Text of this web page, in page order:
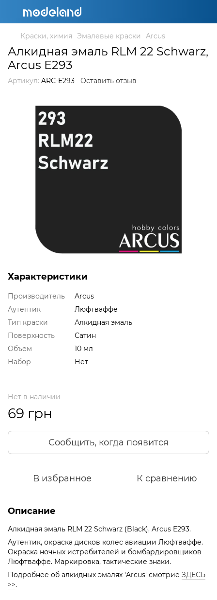
Краски, химия Эмалевые краски Arcus
Алкидная эмаль RLM 22 Schwarz,
Arcus E293
Артикул: ARC-E293 Оставить отзыв
Характеристики
Производитель
Arcus
Аутентик
Люфтваффе
Тип краски
Алкидная эмаль
Поверхность
Сатин
Объём
10 мл
Набор
Нет
Нет в наличии
69 грн
Сообщить, когда появится
В избранное К сравнению
Описание
Алкидная эмаль RLM 22 Schwarz (Black), Arcus E293.
Аутентик, окраска дисков колес авиации Люфтваффе.
Окраска ночных истребителей и бомбардировщиков
Люфтваффе. Маркировка, тактические знаки.
Подробнее об алкидных эмалях 'Arcus' смотрие ЗДЕСЬ
>>.